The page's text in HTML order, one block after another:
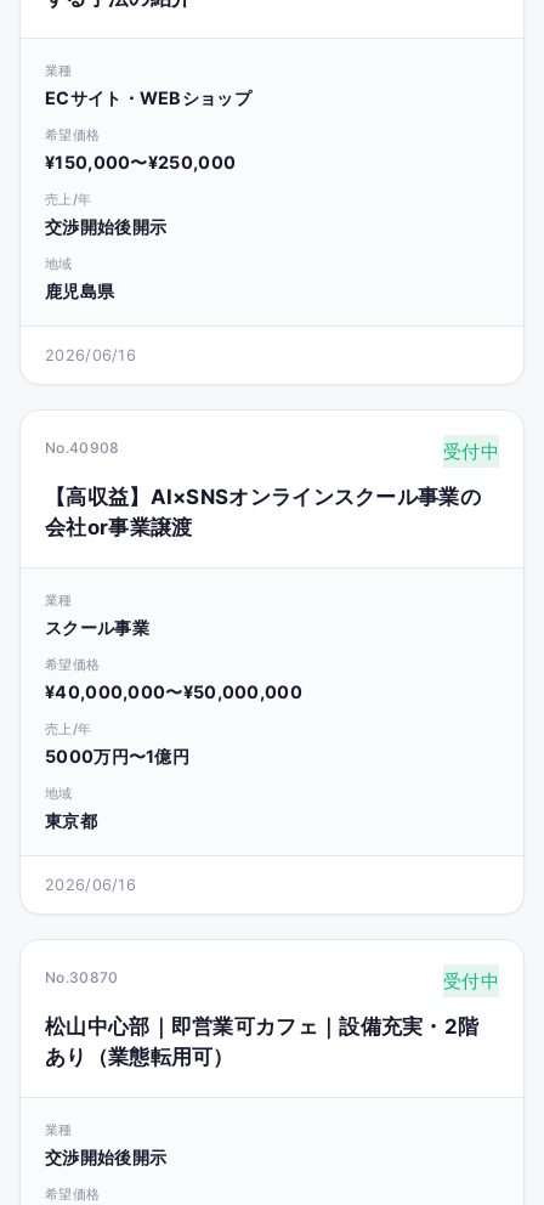
業種
ECサイト・WEBショップ
希望価格
¥150,000〜¥250,000
売上/年
交渉開始後開示
地域
鹿児島県
2026/06/16
No.40908 受付中
【高収益】AI×SNSオンラインスクール事業の
会社or事業譲渡
業種
スクール事業
希望価格
¥40,000,000〜¥50,000,000
売上/年
5000万円〜1億円
地域
東京都
2026/06/16
No.30870 受付中
松山中心部｜即営業可カフェ｜設備充実・2階
あり（業態転用可）
業種
交渉開始後開示
希望価格